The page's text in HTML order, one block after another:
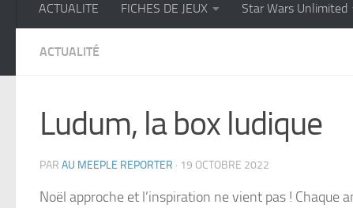
ACTUALITE FICHES DE JEUX Star Wars Unlimited
ACTUALITÉ
Ludum, la box ludique
PAR AU MEEPLE REPORTER · 19 OCTOBRE 2022
Noël approche et l’inspiration ne vient pas ! Chaque